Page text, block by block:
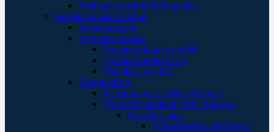
Füllungen nach DIN Komplett
Sanitätsraumausstattung
Krankentragen
Verbandschränke
Verbandschränke gefüllt
Verbandschränke leer
Wandkästen AED
Sportmedizin
Kältekompresse Mehr-/Einweg
Wärmebehandlung Mehr-/Einweg
Wärmflaschen
Wärmflaschen mit Bezug